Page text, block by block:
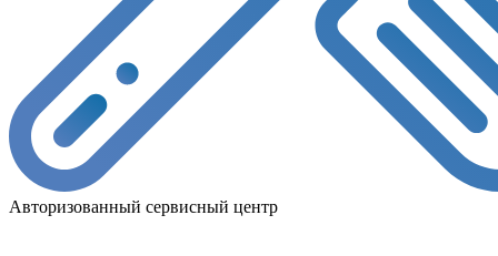
Авторизованный сервисный центр